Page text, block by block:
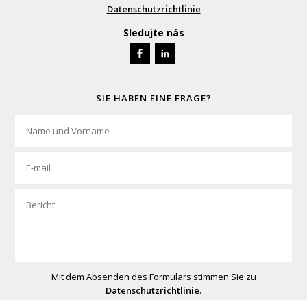
Datenschutzrichtlinie
Sledujte nás
SIE HABEN EINE FRAGE?
Mit dem Absenden des Formulars stimmen Sie zu
Datenschutzrichtlinie.